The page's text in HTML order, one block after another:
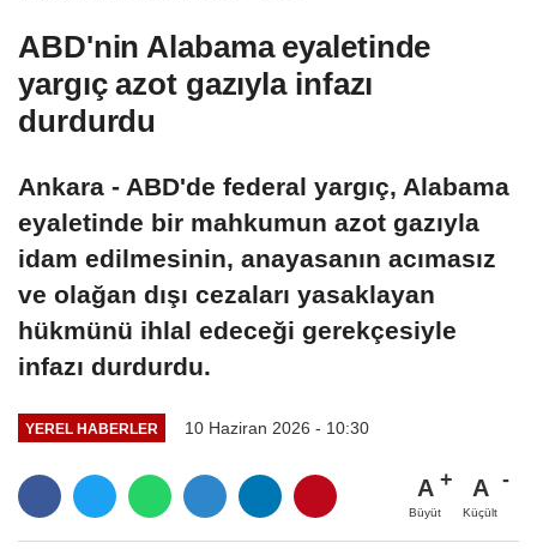
ABD'nin Alabama eyaletinde
yargıç azot gazıyla infazı
durdurdu
Ankara - ABD'de federal yargıç, Alabama
eyaletinde bir mahkumun azot gazıyla
idam edilmesinin, anayasanın acımasız
ve olağan dışı cezaları yasaklayan
hükmünü ihlal edeceği gerekçesiyle
infazı durdurdu.
YEREL HABERLER 10 Haziran 2026 - 10:30
A
Büyüt
A
Küçült